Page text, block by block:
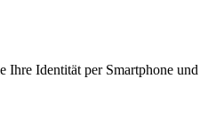
Ihre Identität per Smartphone und